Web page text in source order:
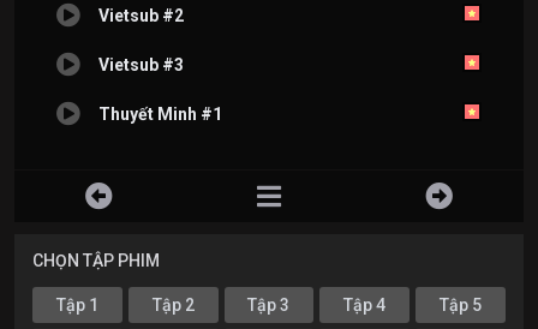
Vietsub #2
Vietsub #3
Thuyết Minh #1
CHỌN TẬP PHIM
Tập 1 Tập 2 Tập 3 Tập 4 Tập 5